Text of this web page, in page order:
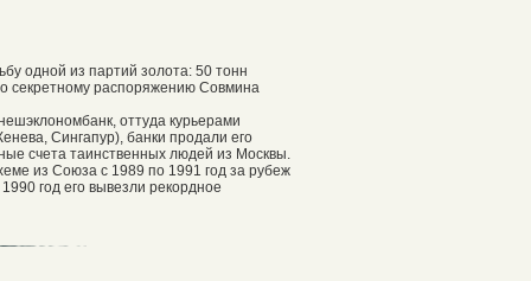
одной из партий золота: 50 тонн
секретному распоряжению Совмина
оттуда курьерами
Сингапур), банки продали его
счета таинственных людей из Москвы.
из Союза с 1989 по 1991 год за рубеж
год его вывезли рекордное